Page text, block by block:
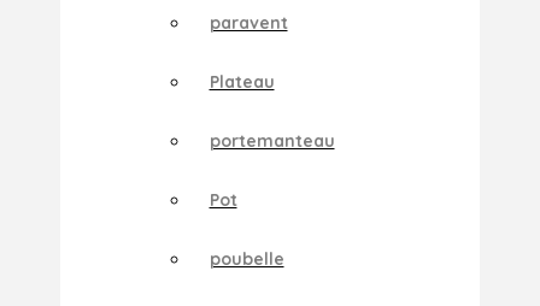
paravent
Plateau
portemanteau
Pot
poubelle